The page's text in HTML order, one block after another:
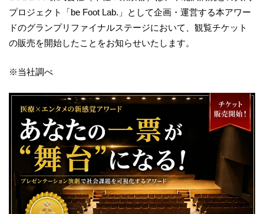
プロジェクト「be Foot Lab.」として企画・運営する本アワー
ドのグランプリファイナルステージにおいて、観覧チケット
の販売を開始したことをお知らせいたします。
※当社調べ